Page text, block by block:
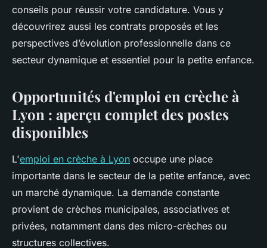
conseils pour réussir votre candidature. Vous y
découvrirez aussi les contrats proposés et les
perspectives d’évolution professionnelle dans ce
secteur dynamique et essentiel pour la petite enfance.
Opportunités d'emploi en crèche à
Lyon : aperçu complet des postes
disponibles
L'emploi en crèche à Lyon occupe une place
importante dans le secteur de la petite enfance, avec
un marché dynamique. La demande constante
provient de crèches municipales, associatives et
privées, notamment dans des micro-crèches ou
structures collectives.